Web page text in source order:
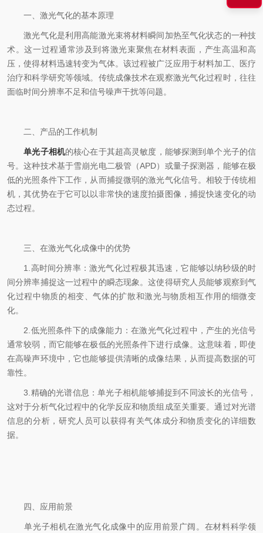
一、激光气化的基本原理
激光气化是利用高能激光束将材料瞬间加热至气化状态的一种技
术。这一过程通常涉及到将激光束聚焦在材料表面，产生高温和高
压，使得材料迅速转变为气体。该过程被广泛应用于材料加工、医疗
治疗和科学研究等领域。传统成像技术在观察激光气化过程时，往往
面临时间分辨率不足和信号噪声干扰等问题。
二、产品的工作机制
单光子相机的核心在于其超高灵敏度，能够探测到单个光子的信
号。这种技术基于雪崩光电二极管（APD）或量子探测器，能够在极
低的光照条件下工作，从而捕捉微弱的激光气化信号。相较于传统相
机，其优势在于它可以以非常快的速度拍摄图像，捕捉快速变化的动
态过程。
三、在激光气化成像中的优势
1.高时间分辨率：激光气化过程极其迅速，它能够以纳秒级的时
间分辨率捕捉这一过程中的瞬态现象。这使得研究人员能够观察到气
化过程中物质的相变、气体的扩散和激光与物质相互作用的细微变
化。
2.低光照条件下的成像能力：在激光气化过程中，产生的光信号
通常较弱，而它能够在极低的光照条件下进行成像。这意味着，即使
在高噪声环境中，它也能够提供清晰的成像结果，从而提高数据的可
靠性。
3.精确的光谱信息：单光子相机能够捕捉到不同波长的光信号，
这对于分析气化过程中的化学反应和物质组成至关重要。通过对光谱
信息的分析，研究人员可以获得有关气体成分和物质变化的详细数
据。
四、应用前景
单光子相机在激光气化成像中的应用前景广阔。在材料科学领